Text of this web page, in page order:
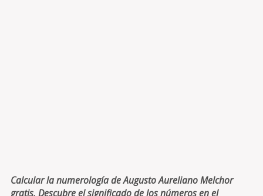
Calcular la numerología de Augusto Aureliano Melchor
gratis. Descubre el significado de los números en el